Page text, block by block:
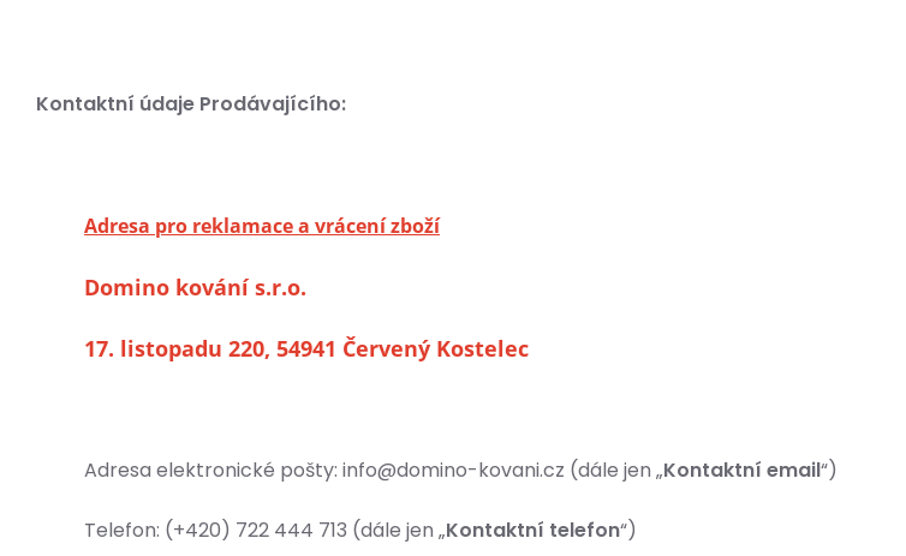
Kontaktní údaje Prodávajícího:
Adresa pro reklamace a vrácení zboží
Domino kování s.r.o.
17. listopadu 220, 54941 Červený Kostelec
Adresa elektronické pošty: info@domino-kovani.cz (dále jen „Kontaktní email“)
Telefon: (+420) 722 444 713 (dále jen „Kontaktní telefon“)